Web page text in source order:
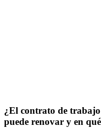
¿El contrato de
puede renovar y en qué